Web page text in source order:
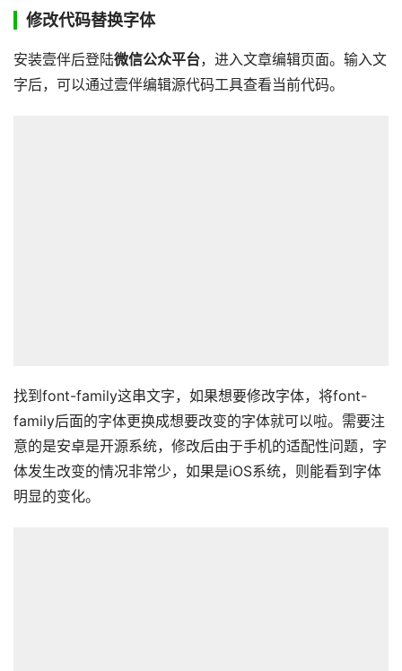
修改代码替换字体
安装壹伴后登陆微信公众平台，进入文章编辑页面。输入文
字后，可以通过壹伴编辑源代码工具查看当前代码。
找到font-family这串文字，如果想要修改字体，将font-
family后面的字体更换成想要改变的字体就可以啦。需要注
意的是安卓是开源系统，修改后由于手机的适配性问题，字
体发生改变的情况非常少，如果是iOS系统，则能看到字体
明显的变化。